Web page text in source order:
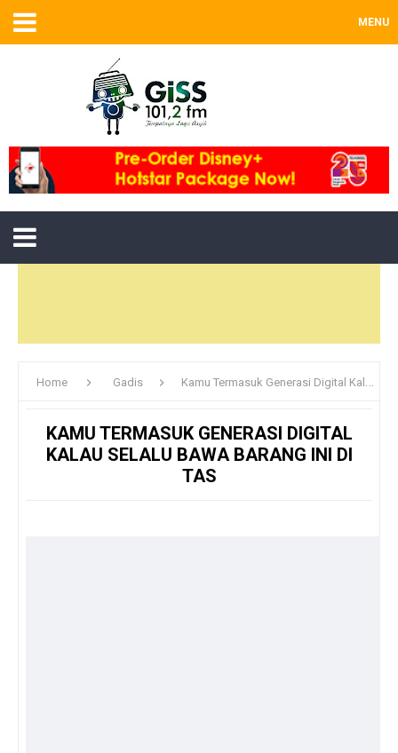
MENU
Home Gadis Kamu Termasuk Generasi Digital Kalau Selalu Bawa Barang Ini Di Tas
KAMU TERMASUK GENERASI DIGITAL
KALAU SELALU BAWA BARANG INI DI
TAS